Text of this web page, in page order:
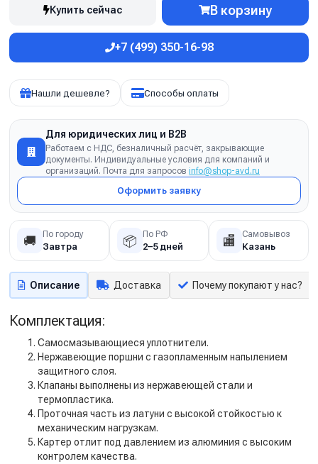
Купить сейчас В корзину
+7 (499) 350-16-98
Нашли дешевле? Способы оплаты
Для юридических лиц и B2B
Работаем с НДС, безналичный расчёт, закрывающие
документы. Индивидуальные условия для компаний и
организаций. Почта для запросов info@shop-avd.ru
Оформить заявку
🚚 По городу
Завтра 📦 По РФ
2–5 дней 🏬 Самовывоз
Казань
Описание Доставка Почему покупают у нас?
Комплектация:
Самосмазывающиеся уплотнители.
Нержавеющие поршни с газопламенным напылением
защитного слоя.
Клапаны выполнены из нержавеющей стали и
термопластика.
Проточная часть из латуни с высокой стойкостью к
механическим нагрузкам.
Картер отлит под давлением из алюминия с высоким
контролем качества.